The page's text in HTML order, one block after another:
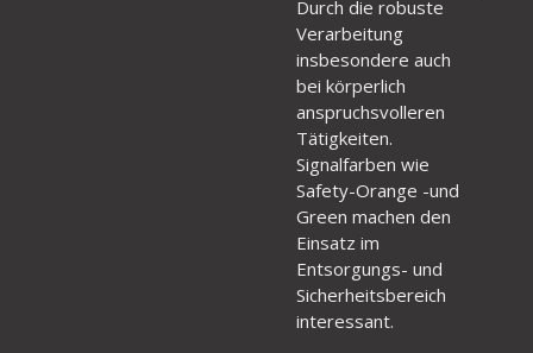
Durch die robuste
Verarbeitung
insbesondere auch
bei körperlich
anspruchsvolleren
Tätigkeiten.
Signalfarben wie
Safety-Orange -und
Green machen den
Einsatz im
Entsorgungs- und
Sicherheitsbereich
interessant.